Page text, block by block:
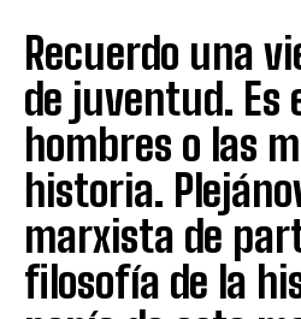
Recuerdo una
de juventud. Es
hombres o las
historia.
marxista de
filosofía de la